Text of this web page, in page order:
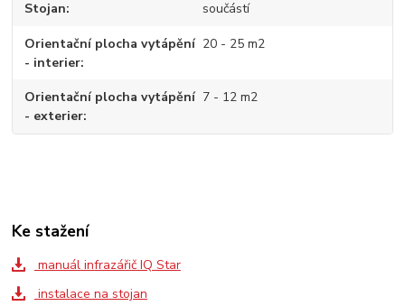
Stojan součástí
Orientační plocha vytápění
- interier
20 - 25 m2
Orientační plocha vytápění
- exterier
7 - 12 m2
Ke stažení
manuál infrazářič IQ Star
instalace na stojan